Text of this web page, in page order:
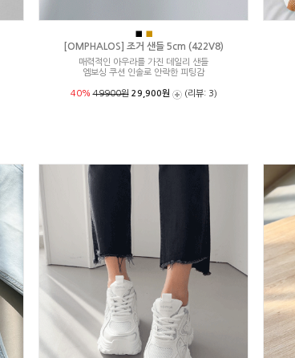
■ ■
[OMPHALOS] 조거 샌들 5cm (422V8)
매력적인 아우라를 가진 데일리 샌들
엠보싱 쿠션 인솔로 안락한 피팅감
40%49900원 29,900원 (리뷰: 3)